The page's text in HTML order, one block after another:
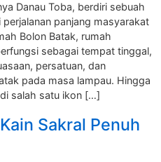
Danau Toba, berdiri sebuah
panjang masyarakat
Bolon Batak, rumah
sebagai tempat tinggal,
persatuan, dan
pada masa lampau. Hingga
salah satu ikon […]
Sakral Penuh